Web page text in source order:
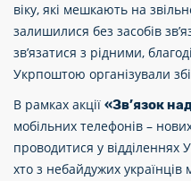
віку, які мешкають на
залишилися без засобів
зв’язатися з рідними,
Укрпоштою організували
В рамках акції «Зв’язок
мобільних телефонів –
проводитися у відділеннях
хто з небайдужих українців